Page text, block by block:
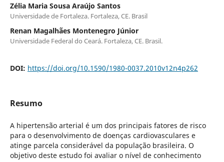
Zélia Maria Sousa Araújo Santos
Universidade de Fortaleza. Fortaleza, CE. Brasil
Renan Magalhães Montenegro Júnior
Universidade Federal do Ceará. Fortaleza, CE. Brasil.
DOI: https://doi.org/10.1590/1980-0037.2010v12n4p262
Resumo
A hipertensão arterial é um dos principais fatores de risco
para o desenvolvimento de doenças cardiovasculares e
atinge parcela considerável da população brasileira. O
objetivo deste estudo foi avaliar o nível de conhecimento